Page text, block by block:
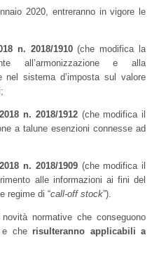
2020, entreranno in vigore le
n. 2018/1910(che modifica la
all’armonizzazione e alla
nel sistema d’imposta sul valore
n. 2018/1912(che modifica il
a talune esenzioni connesse ad
n. 2018/1909(che modifica il
alle informazioni ai fini del
regime di “call-off stock”).
normative che conseguono
e che risulteranno applicabili a